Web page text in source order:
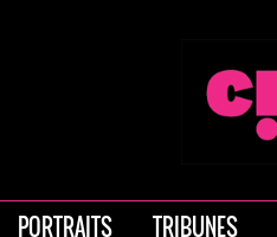
PORTRAITS TRIBUNES